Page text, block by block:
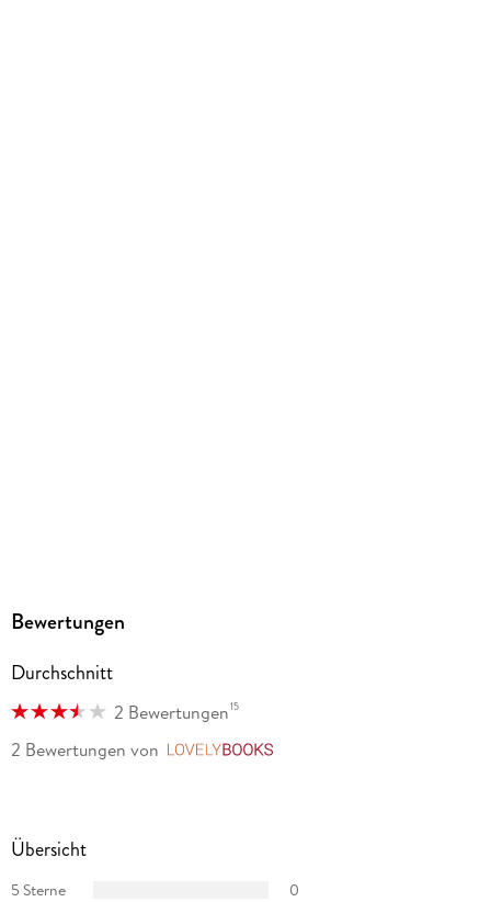
Bewertungen
Durchschnitt
2 Bewertungen15
2 Bewertungen von
Übersicht
5 Sterne
0